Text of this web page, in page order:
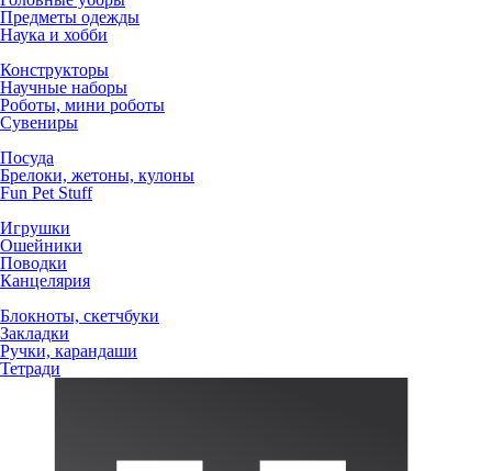
Предметы одежды
Наука и хобби
Конструкторы
Научные наборы
Роботы, мини роботы
Сувениры
Посуда
Брелоки, жетоны, кулоны
Fun Pet Stuff
Игрушки
Ошейники
Поводки
Канцелярия
Блокноты, скетчбуки
Закладки
Ручки, карандаши
Тетради